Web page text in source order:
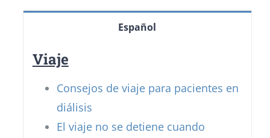
Español
Viaje
Consejos de viaje para pacientes en
diálisis
El viaje no se detiene cuando